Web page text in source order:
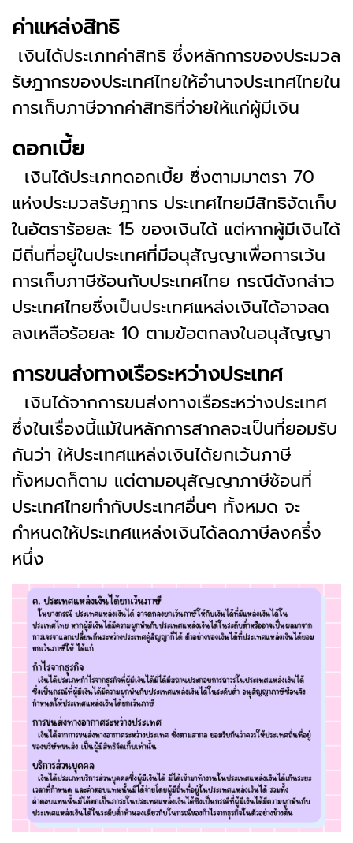
ค่าแหล่งสิทธิ
เงินได้ประเภทค่าสิทธิ ซึ่งหลักการของประมวล
รัษฎากรของประเทศไทยให้อำนาจประเทศไทยใน
การเก็บภาษีจากค่าสิทธิที่จ่ายให้แก่ผู้มีเงิน
ดอกเบี้ย
เงินได้ประเภทดอกเบี้ย ซึ่งตามมาตรา 70
แห่งประมวลรัษฎากร ประเทศไทยมีสิทธิจัดเก็บ
ในอัตราร้อยละ 15 ของเงินได้ แต่หากผู้มีเงินได้
มีถิ่นที่อยู่ในประเทศที่มีอนุสัญญาเพื่อการเว้น
การเก็บภาษีซ้อนกับประเทศไทย กรณีดังกล่าว
ประเทศไทยซึ่งเป็นประเทศแหล่งเงินได้อาจลด
ลงเหลือร้อยละ 10 ตามข้อตกลงในอนุสัญญา
การขนส่งทางเรือระหว่างประเทศ
เงินได้จากการขนส่งทางเรือระหว่างประเทศ
ซึ่งในเรื่องนี้แม้ในหลักการสากลจะเป็นที่ยอมรับ
กันว่า ให้ประเทศแหล่งเงินได้ยกเว้นภาษี
ทั้งหมดก็ตาม แต่ตามอนุสัญญาภาษีซ้อนที่
ประเทศไทยทำกับประเทศอื่นๆ ทั้งหมด จะ
กำหนดให้ประเทศแหล่งเงินได้ลดภาษีลงครึ่ง
หนึ่ง